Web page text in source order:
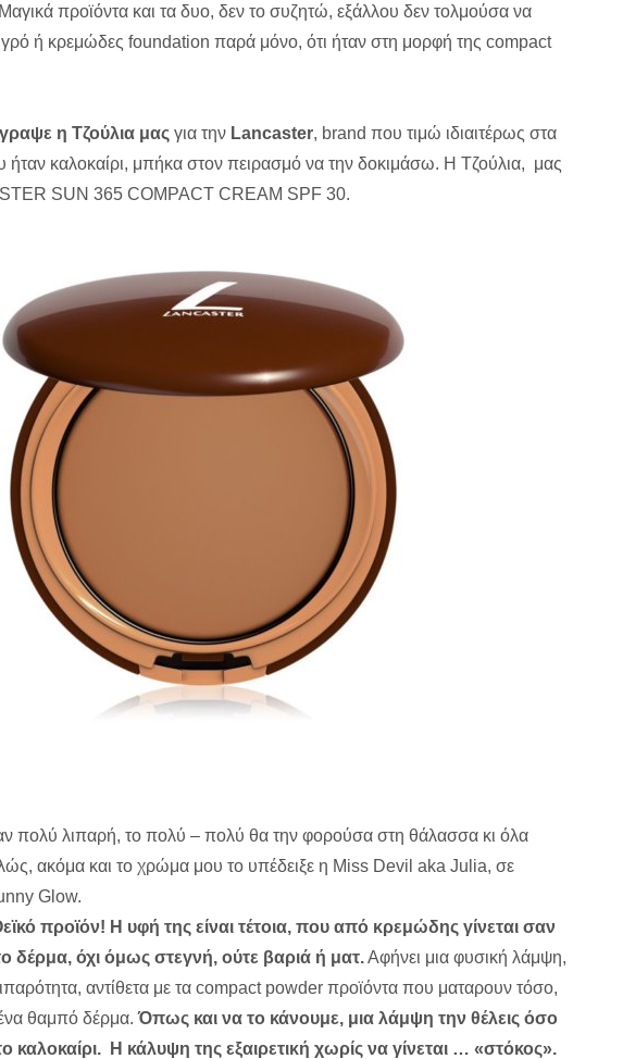
Μαγικά προϊόντα και τα δυο, δεν το συζητώ, εξάλλου δεν τολμούσα να
ή κρεμώδες foundation παρά μόνο, ότι ήταν στη μορφή της compact
η Τζούλια μας για την Lancaster, brand που τιμώ ιδιαιτέρως στα
ήταν καλοκαίρι, μπήκα στον πειρασμό να την δοκιμάσω. Η Τζούλια, μας
SUN 365 COMPACT CREAM SPF 30.
πολύ λιπαρή, το πολύ – πολύ θα την φορούσα στη θάλασσα κι όλα
ακόμα και το χρώμα μου το υπέδειξε η Miss Devil aka Julia, σε
Glow.
προϊόν! Η υφή της είναι τέτοια, που από κρεμώδης γίνεται σαν
δέρμα, όχι όμως στεγνή, ούτε βαριά ή ματ.Αφήνει μια φυσική λάμψη,
αντίθετα με τα compact powder προϊόντα που ματαρουν τόσο,
θαμπό δέρμα. Όπως και να το κάνουμε, μια λάμψη την θέλεις όσο
καλοκαίρι. Η κάλυψη της εξαιρετική χωρίς να γίνεται … «στόκος».